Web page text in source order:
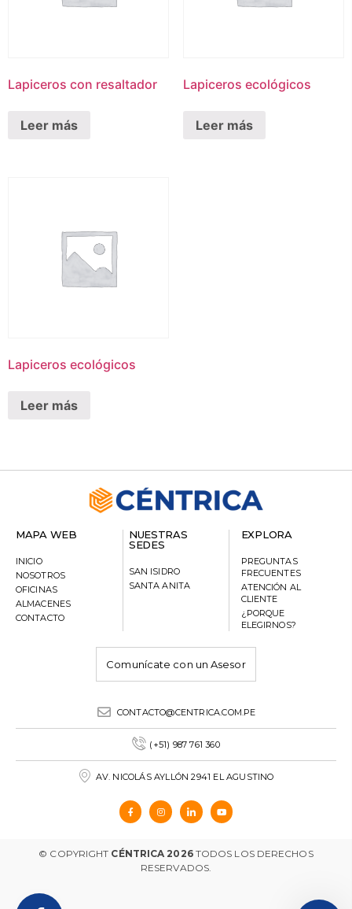
Lapiceros con resaltador
Leer más
Lapiceros ecológicos
Leer más
Lapiceros ecológicos
Leer más
MAPA WEB
INICIO
NOSOTROS
OFICINAS
ALMACENES
CONTACTO
NUESTRAS
SEDES
SAN ISIDRO
SANTA ANITA
EXPLORA
PREGUNTAS
FRECUENTES
ATENCIÓN AL
CLIENTE
¿PORQUE
ELEGIRNOS?
Comunícate con un Asesor
CONTACTO@CENTRICA.COM.PE
(+51) 987 761 360
AV. NICOLÁS AYLLÓN 2941 EL AGUSTINO
© COPYRIGHT CÉNTRICA 2026TODOS LOS DERECHOS
RESERVADOS.